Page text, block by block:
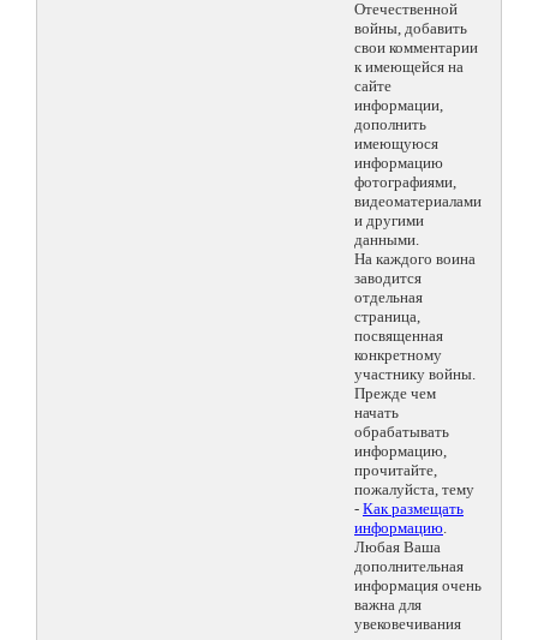
Отечественной
войны, добавить
свои комментарии
к имеющейся на
сайте
информации,
дополнить
имеющуюся
информацию
фотографиями,
видеоматериалами
и другими
данными.
На каждого воина
заводится
отдельная
страница,
посвященная
конкретному
участнику войны.
Прежде чем
начать
обрабатывать
информацию,
прочитайте,
пожалуйста, тему
- Как размещать
информацию.
Любая Ваша
дополнительная
информация очень
важна для
увековечивания